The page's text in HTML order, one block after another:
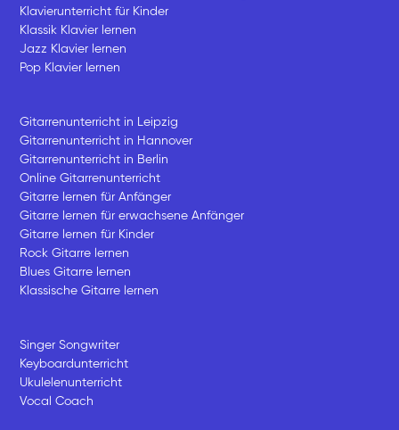
Klavierunterricht für Kinder
Klassik Klavier lernen
Jazz Klavier lernen
Pop Klavier lernen
Gitarrenunterricht in Leipzig
Gitarrenunterricht in Hannover
Gitarrenunterricht in Berlin
Online Gitarrenunterricht
Gitarre lernen für Anfänger
Gitarre lernen für erwachsene Anfänger
Gitarre lernen für Kinder
Rock Gitarre lernen
Blues Gitarre lernen
Klassische Gitarre lernen
Singer Songwriter
Keyboardunterricht
Ukulelenunterricht
Vocal Coach